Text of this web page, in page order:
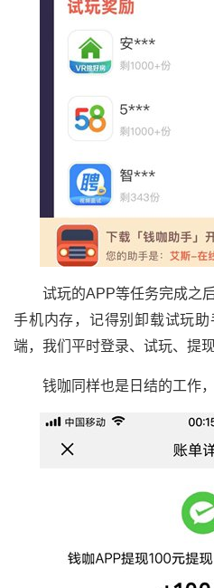
试玩的APP等任务完成之
手机内存，记得别卸载试玩
端，我们平时登录、试玩、提
钱咖同样也是日结的工作